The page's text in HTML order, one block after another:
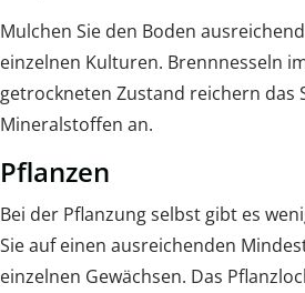
Mulchen Sie den Boden
einzelnen Kulturen. Brennnesseln
getrockneten Zustand reichern das
Mineralstoffen an.
Pflanzen
Bei der Pflanzung selbst gibt es
Sie auf einen ausreichenden
einzelnen Gewächsen. Das